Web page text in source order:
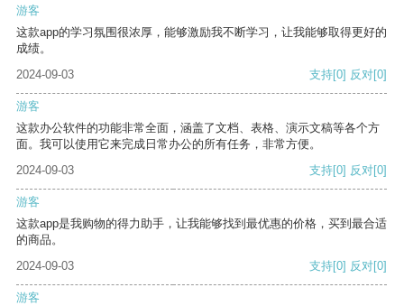
游客
这款app的学习氛围很浓厚，能够激励我不断学习，让我能够取得更好的
成绩。
2024-09-03
支持[0] 反对[0]
游客
这款办公软件的功能非常全面，涵盖了文档、表格、演示文稿等各个方
面。我可以使用它来完成日常办公的所有任务，非常方便。
2024-09-03
支持[0] 反对[0]
游客
这款app是我购物的得力助手，让我能够找到最优惠的价格，买到最合适
的商品。
2024-09-03
支持[0] 反对[0]
游客